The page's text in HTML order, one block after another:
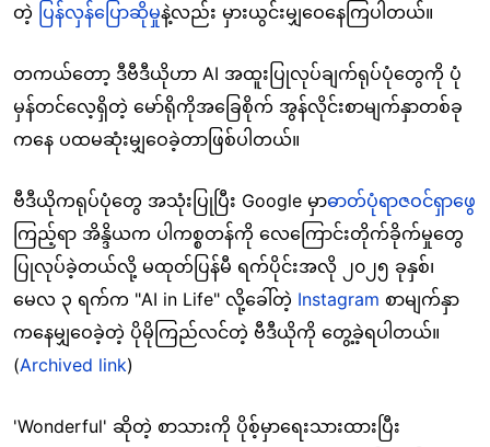
တဲ့ ပြန်လှန်ပြောဆိုမှုနဲ့လည်း မှားယွင်းမျှဝေနေကြပါတယ်။
တကယ်တော့ ဒီဗီဒီယိုဟာ AI အထူးပြုလုပ်ချက်ရုပ်ပုံတွေကို ပုံ
မှန်တင်လေ့ရှိတဲ့ မော်ရိုကိုအခြေစိုက် အွန်လိုင်းစာမျက်နှာတစ်ခု
ကနေ ပထမဆုံးမျှဝေခဲ့တာဖြစ်ပါတယ်။
ဗီဒီယိုကရုပ်ပုံတွေ အသုံးပြုပြီး Google မှာဓာတ်ပုံရာဇဝင်ရှာဖွေ
ကြည့်ရာ အိန္ဒိယက ပါကစ္စတန်ကို လေကြောင်းတိုက်ခိုက်မှုတွေ
ပြုလုပ်ခဲ့တယ်လို့ မထုတ်ပြန်မီ ရက်ပိုင်းအလို ၂၀၂၅ ခုနှစ်၊
မေလ ၃ ရက်က "AI in Life" လို့ခေါ်တဲ့ Instagram စာမျက်နှာ
ကနေမျှဝေခဲ့တဲ့ ပိုမိုကြည်လင်တဲ့ ဗီဒီယိုကို တွေ့ခဲ့ရပါတယ်။
(Archived link)
'Wonderful' ဆိုတဲ့ စာသားကို ပိုစ့်မှာရေးသားထားပြီး